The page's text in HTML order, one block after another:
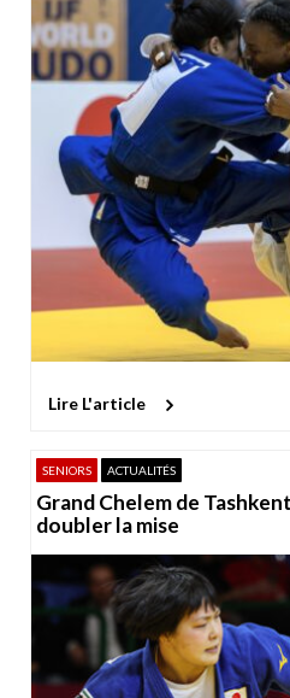
Lire L'article
SENIORS ACTUALITÉS
Grand Chelem de
doubler la mise